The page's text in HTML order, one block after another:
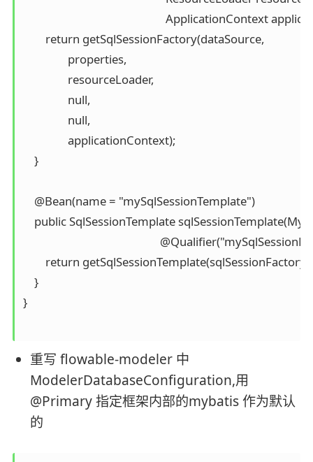
        return getSqlSessionFactory(dataSource,
                properties,
                resourceLoader,
                null,
                null,
                applicationContext);
    }
    @Bean(name = "mySqlSessionTemplate")
public SqlSessionTemplate
return getSqlSessionTemplate(sqlSessionFactory,
    }
}
重写 flowable-modeler 中
ModelerDatabaseConfiguration,用
@Primary 指定框架内部的mybatis 作为默认
的